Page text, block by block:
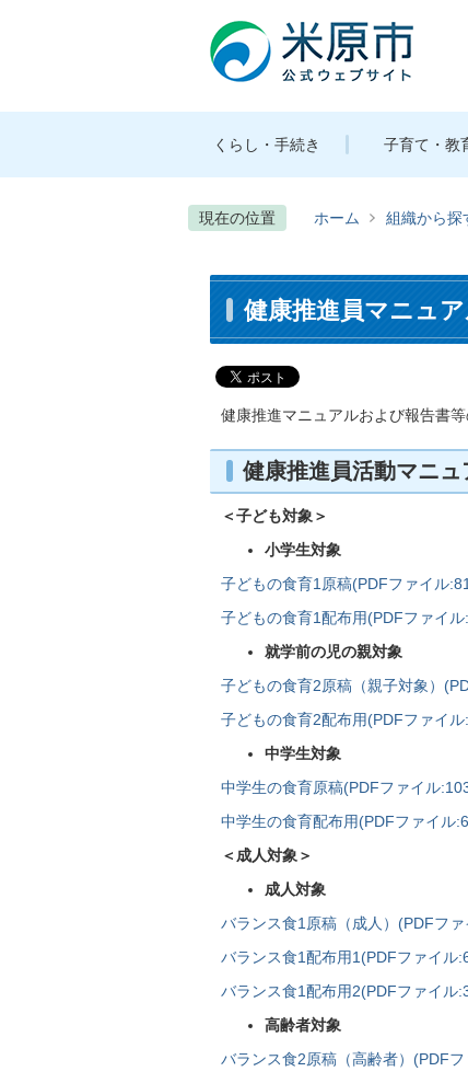
くらし・手続き 子育て・教
現在の位置 ホーム 組織から探
健康推進員マニュ
健康推進マニュアルおよび報告書等
健康推進員活動マニュ
＜子ども対象＞
小学生対象
子どもの食育1原稿(PDFファイル
子どもの食育1配布用(PDFファイ
就学前の児の親対象
子どもの食育2原稿（親子対象）
子どもの食育2配布用(PDFファイ
中学生対象
中学生の食育原稿(PDFファイル
中学生の食育配布用(PDFファイル
＜成人対象＞
成人対象
バランス食1原稿（成人）(PDFフ
バランス食1配布用1(PDFファイル
バランス食1配布用2(PDFファイル
高齢者対象
バランス食2原稿（高齢者）(PDF